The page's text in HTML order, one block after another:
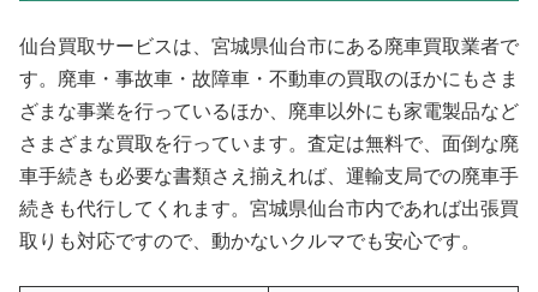
仙台買取サービスは、宮城県仙台市にある廃車買取業者で
す。廃車・事故車・故障車・不動車の買取のほかにもさま
ざまな事業を行っているほか、廃車以外にも家電製品など
さまざまな買取を行っています。査定は無料で、面倒な廃
車手続きも必要な書類さえ揃えれば、運輸支局での廃車手
続きも代行してくれます。宮城県仙台市内であれば出張買
取りも対応ですので、動かないクルマでも安心です。